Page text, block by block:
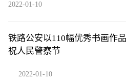
2022-01-10
铁路公安以110幅优秀书画作
祝人民警察节
2022-01-10